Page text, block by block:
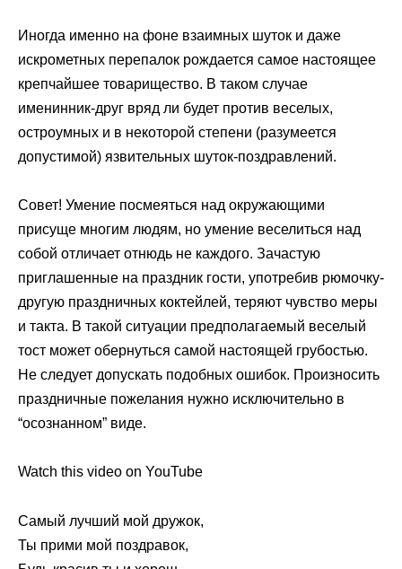
Иногда именно на фоне взаимных шуток и даже
искрометных перепалок рождается самое настоящее
крепчайшее товарищество. В таком случае
именинник-друг вряд ли будет против веселых,
остроумных и в некоторой степени (разумеется
допустимой) язвительных шуток-поздравлений.
Совет! Умение посмеяться над окружающими
присуще многим людям, но умение веселиться над
собой отличает отнюдь не каждого. Зачастую
приглашенные на праздник гости, употребив рюмочку-
другую праздничных коктейлей, теряют чувство меры
и такта. В такой ситуации предполагаемый веселый
тост может обернуться самой настоящей грубостью.
Не следует допускать подобных ошибок. Произносить
праздничные пожелания нужно исключительно в
“осознанном” виде.
Watch this video on YouTube
Самый лучший мой дружок,
Ты прими мой поздравок,